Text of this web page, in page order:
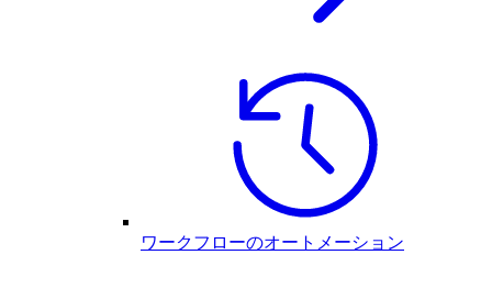
ワークフローのオートメーション